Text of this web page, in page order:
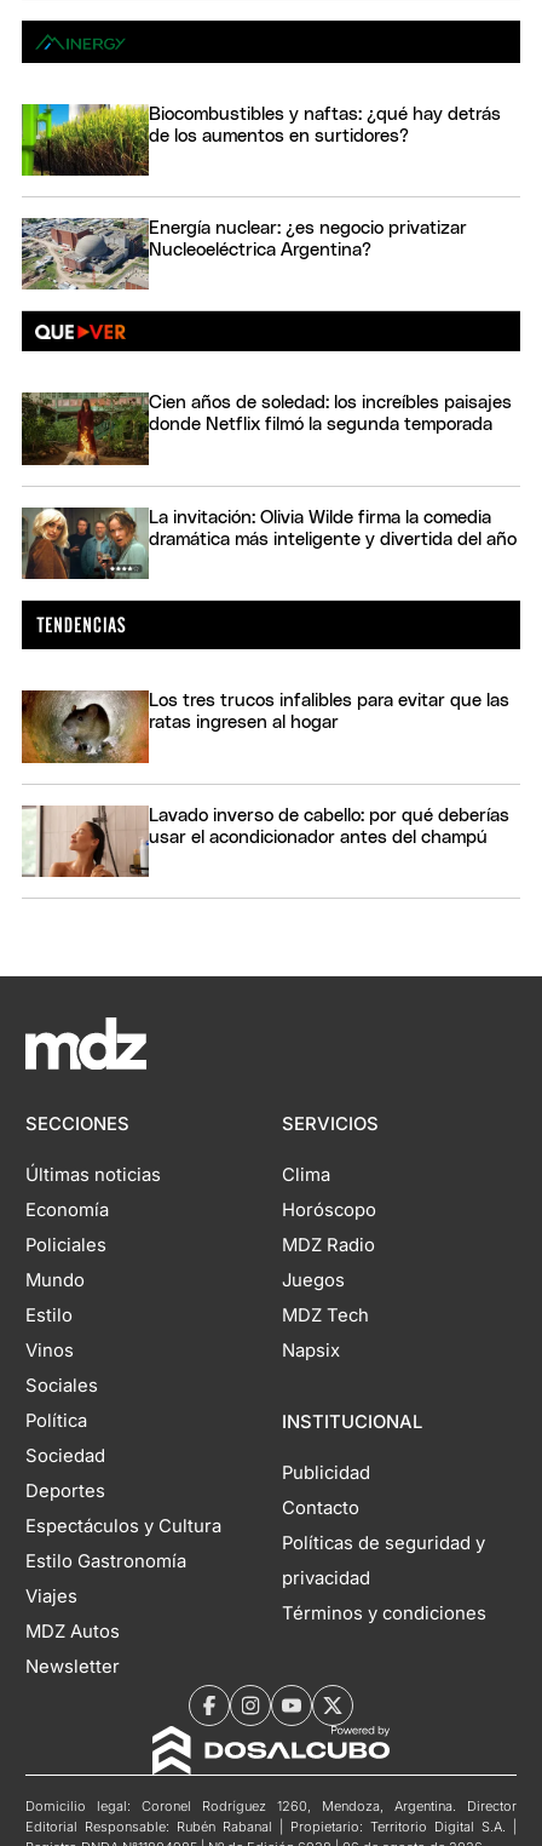
Biocombustibles y naftas: ¿qué hay detrás
de los aumentos en surtidores?
Energía nuclear: ¿es negocio privatizar
Nucleoeléctrica Argentina?
Cien años de soledad: los increíbles paisajes
donde Netflix filmó la segunda temporada
La invitación: Olivia Wilde firma la comedia
dramática más inteligente y divertida del año
Los tres trucos infalibles para evitar que las
ratas ingresen al hogar
Lavado inverso de cabello: por qué deberías
usar el acondicionador antes del champú
SECCIONES
Últimas noticias
Economía
Policiales
Mundo
Estilo
Vinos
Sociales
Política
Sociedad
Deportes
Espectáculos y Cultura
Estilo Gastronomía
Viajes
MDZ Autos
Newsletter
SERVICIOS
Clima
Horóscopo
MDZ Radio
Juegos
MDZ Tech
Napsix
INSTITUCIONAL
Publicidad
Contacto
Políticas de seguridad y
privacidad
Términos y condiciones
Domicilio legal: Coronel Rodríguez 1260, Mendoza, Argentina. Director
Editorial Responsable: Rubén Rabanal | Propietario: Territorio Digital S.A. |